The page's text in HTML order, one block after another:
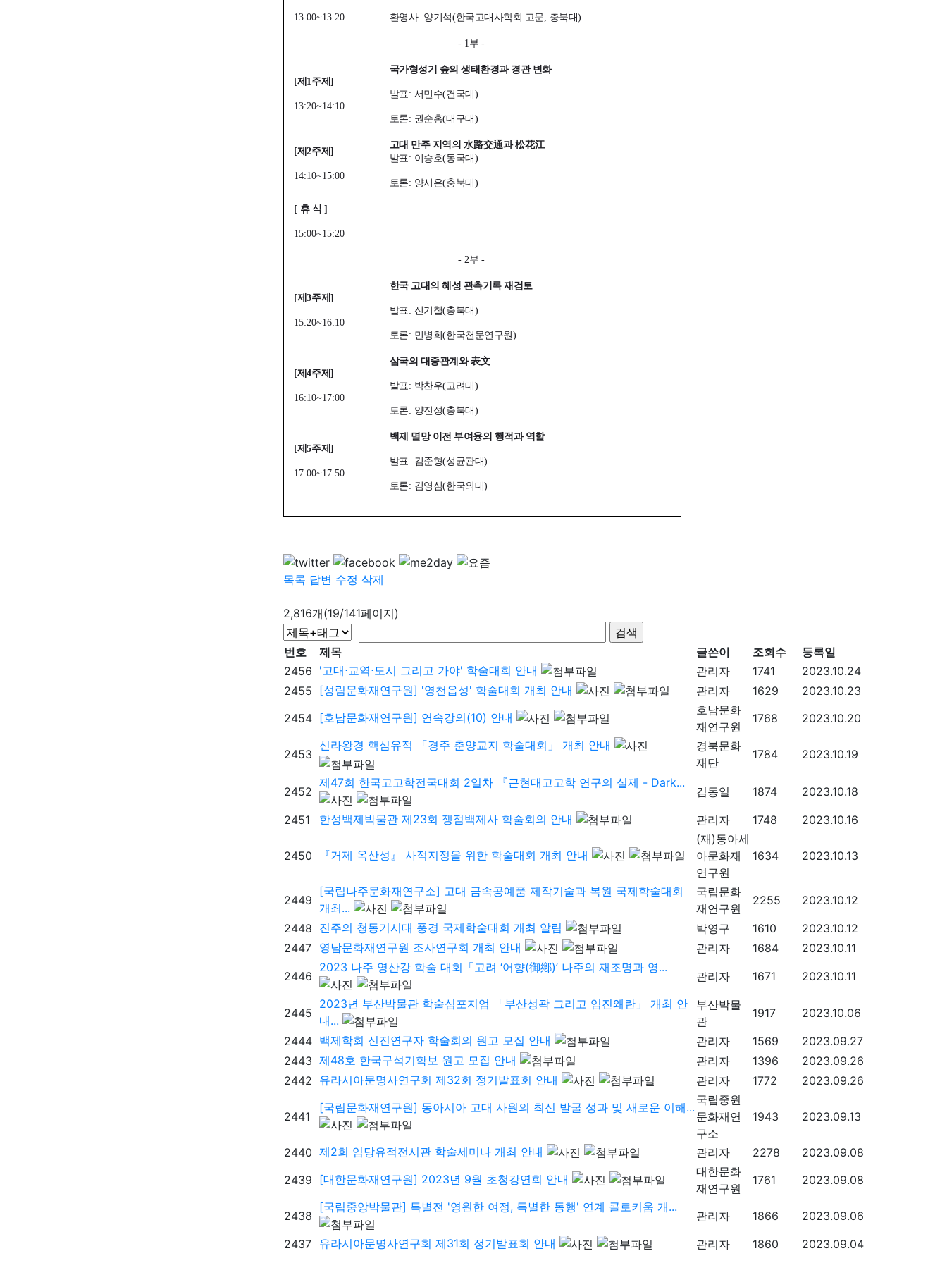
13:00~13:20 환영사: 양기석(한국고대사학회 고문, 충북대)
- 1부-
[제 1주제]
13:20~14:10
국가형성기 숲의 생태환경과 경관 변화
발표: 서민수(건국대 )
토론: 권순홍(대구대 )
[제2주제]
14:10~15:00
고대 만주 지역의 水路交通과松花江
발표: 이승호(동국대 )
토론: 양시은(충북대 )
[ 휴 식 ]
15:00~15:20
- 2부-
[제3주제]
15:20~16:10
한국 고대의 혜성 관측기록 재검토
발표: 신기철(충북대 )
토론: 민병희(한국천문연구원)
[제4주제]
16:10~17:00
삼국의 대중관계와表文
발표: 박찬우(고려대 )
토론: 양진성(충북대 )
[제5주제]
17:00~17:50
백제 멸망 이전 부여융의 행적과 역할
발표: 김준형(성균관대)
토론: 김영심(한국외대)
목록 답변 수정 삭제
2,816개(19/141페이지)
번호 제목 글쓴이 조회수
등록일
2456 '고대⋅교역⋅도시 그리고 가야' 학술대회 안내 관리자 1741
2023.10.24
2455 [성림문화재연구원] '영천읍성' 학술대회 개최 안내 관리자 1629
2023.10.23
2454 [호남문화재연구원] 연속강의(10) 안내
호남문화
재연구원
1768 2023.10.20
2453
신라왕경 핵심유적 「경주 춘양교지 학술대회」 개최 안내
경북문화
재단
1784 2023.10.19
2452
제47회 한국고고학전국대회 2일차 『근현대고고학 연구의 실제 - Dark...
김동일 1874
2023.10.18
2451
한성백제박물관 제23회 쟁점백제사 학술회의 안내 관리자 1748 2023.10.16
2450 『거제 옥산성』 사적지정을 위한 학술대회 개최 안내
(재)동아세
아문화재
연구원
1634 2023.10.13
2449
[국립나주문화재연구소] 고대 금속공예품 제작기술과 복원 국제학술대회
개최...
국립문화
재연구원
2255
2023.10.12
2448 진주의 청동기시대 풍경 국제학술대회 개최 알림 박영구 1610
2023.10.12
2447 영남문화재연구원 조사연구회 개최 안내 관리자 1684
2023.10.11
2446
2023 나주 영산강 학술 대회「고려 ‘어향(御鄕)’ 나주의 재조명과 영...
관리자 1671 2023.10.11
2445
2023년 부산박물관 학술심포지엄 「부산성곽 그리고 임진왜란」 개최 안
내...
부산박물
관
1917
2023.10.06
2444 백제학회 신진연구자 학술회의 원고 모집 안내 관리자 1569
2023.09.27
2443 제48호 한국구석기학보 원고 모집 안내 관리자 1396
2023.09.26
2442 유라시아문명사연구회 제32회 정기발표회 안내 관리자 1772 2023.09.26
2441
[국립문화재연구원] 동아시아 고대 사원의 최신 발굴 성과 및 새로운 이해...
국립중원
문화재연
구소
1943 2023.09.13
2440 제2회 임당유적전시관 학술세미나 개최 안내 관리자 2278
2023.09.08
2439 [대한문화재연구원] 2023년 9월 초청강연회 안내
대한문화
재연구원
1761 2023.09.08
2438
[국립중앙박물관] 특별전 '영원한 여정, 특별한 동행' 연계 콜로키움 개...
관리자 1866
2023.09.06
2437 유라시아문명사연구회 제31회 정기발표회 안내 관리자 1860 2023.09.04